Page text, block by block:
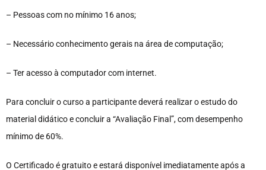
– Pessoas com no mínimo 16 anos;
– Necessário conhecimento gerais na área de computação;
– Ter acesso à computador com internet.
Para concluir o curso a participante deverá realizar o estudo do
material didático e concluir a “Avaliação Final”, com desempenho
mínimo de 60%.
O Certificado é gratuito e estará disponível imediatamente após a